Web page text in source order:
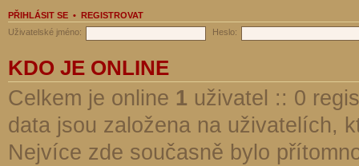
PŘIHLÁSIT SE • REGISTROVAT
Uživatelské jméno:
Heslo:
KDO JE ONLINE
Celkem je online 1 uživatel :: 0
data jsou založena na uživatelích,
Nejvíce zde současně bylo